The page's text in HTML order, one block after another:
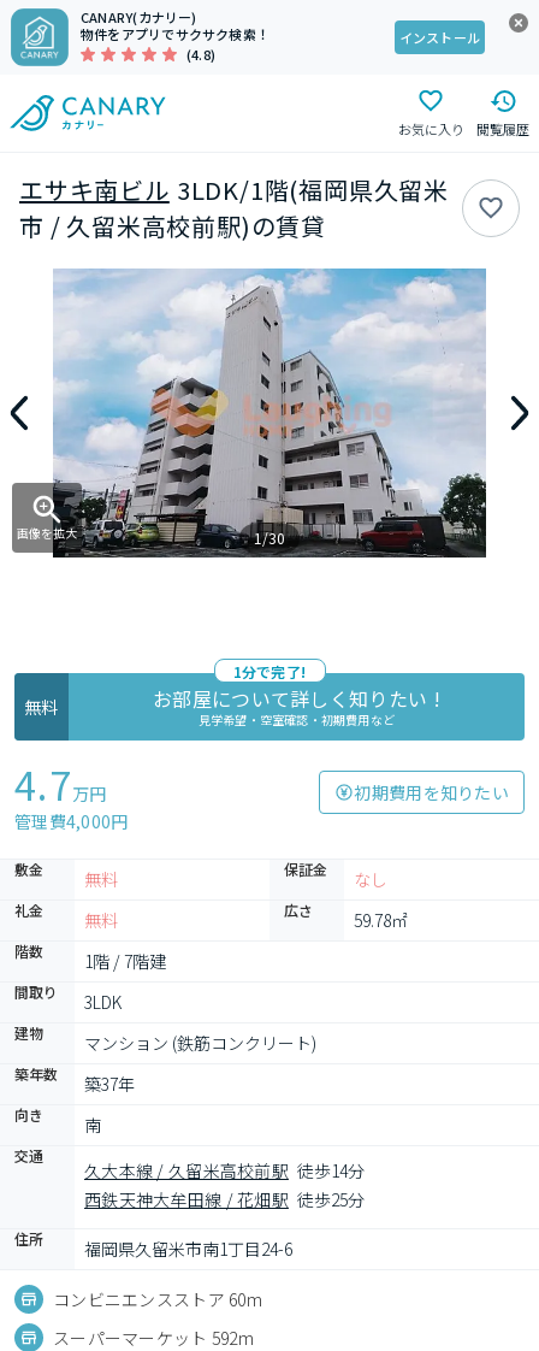
CANARY(カナリー)
物件をアプリでサクサク検索！
(4.8)
インストール
お気に入り 閲覧履歴
エサキ南ビル 3LDK/1階(福岡県久留米
市 / 久留米高校前駅)の賃貸
画像を拡大 1/30
1分で完了!
無料 お部屋について詳しく知りたい !
見学希望・空室確認・初期費用など
4.7万円
管理費4,000円
初期費用を知りたい
敷金 無料 保証金 なし
礼金 無料 広さ 59.78㎡
階数 1階 / 7階建
間取り 3LDK
建物 マンション (鉄筋コンクリート)
築年数 築37年
向き 南
交通
久大本線 / 久留米高校前駅 徒歩14分
西鉄天神大牟田線 / 花畑駅 徒歩25分
住所 福岡県久留米市南1丁目24-6
コンビニエンスストア 60m
スーパーマーケット 592m